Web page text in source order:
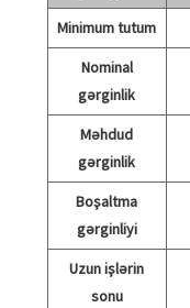
Minimum tutum
Nominal
gərginlik
Məhdud
gərginlik
Boşaltma
gərginliyi
Uzun işlərin
sonu